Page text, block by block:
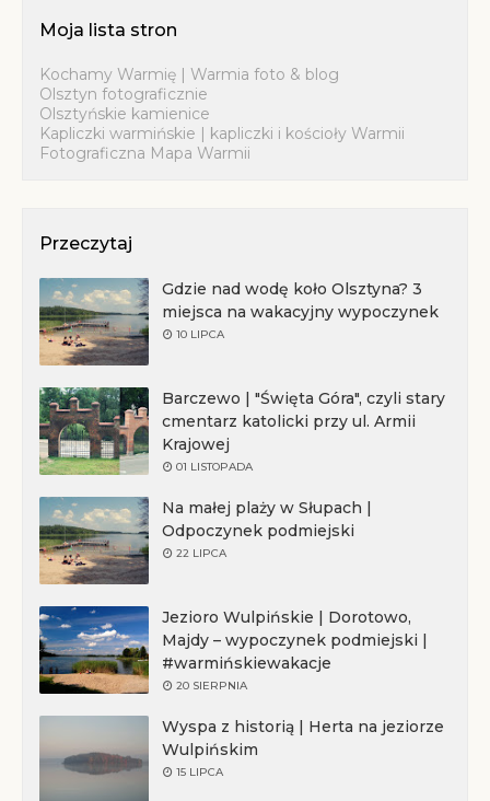
Moja lista stron
Kochamy Warmię | Warmia foto & blog
Olsztyn fotograficznie
Olsztyńskie kamienice
Kapliczki warmińskie | kapliczki i kościoły Warmii
Fotograficzna Mapa Warmii
Przeczytaj
Gdzie nad wodę koło Olsztyna? 3
miejsca na wakacyjny wypoczynek
10 LIPCA
Barczewo | "Święta Góra", czyli stary
cmentarz katolicki przy ul. Armii
Krajowej
01 LISTOPADA
Na małej plaży w Słupach |
Odpoczynek podmiejski
22 LIPCA
Jezioro Wulpińskie | Dorotowo,
Majdy – wypoczynek podmiejski |
#warmińskiewakacje
20 SIERPNIA
Wyspa z historią | Herta na jeziorze
Wulpińskim
15 LIPCA